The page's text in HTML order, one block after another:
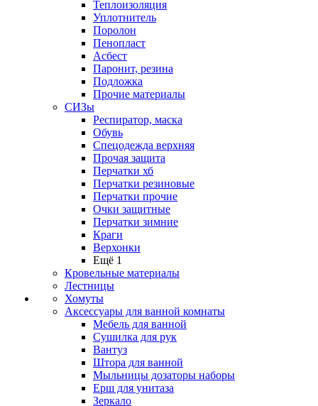
Теплоизоляция
Уплотнитель
Поролон
Пенопласт
Асбест
Паронит, резина
Подложка
Прочие материалы
СИЗы
Респиратор, маска
Обувь
Спецодежда верхняя
Прочая защита
Перчатки хб
Перчатки резиновые
Перчатки прочие
Очки защитные
Перчатки зимние
Краги
Верхонки
Ещё 1
Кровельные материалы
Лестницы
Хомуты
Аксессуары для ванной комнаты
Мебель для ванной
Сушилка для рук
Вантуз
Штора для ванной
Мыльницы дозаторы наборы
Ерш для унитаза
Зеркало